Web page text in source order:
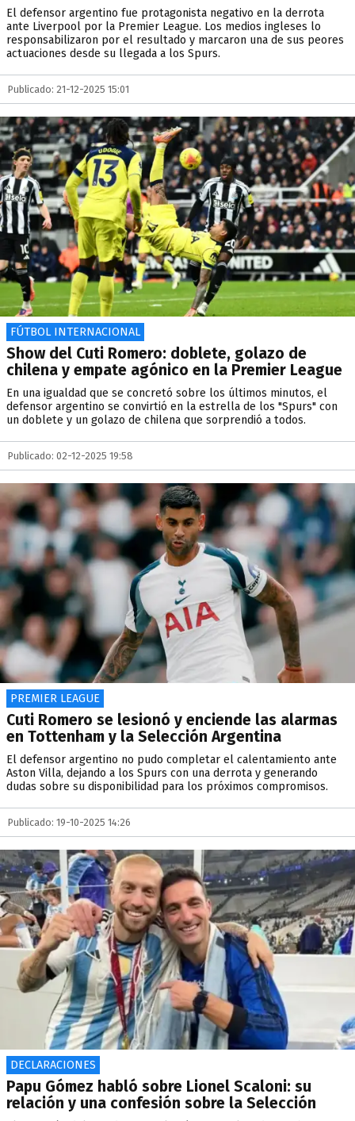
El defensor argentino fue protagonista negativo en la derrota
ante Liverpool por la Premier League. Los medios ingleses lo
responsabilizaron por el resultado y marcaron una de sus peores
actuaciones desde su llegada a los Spurs.
Publicado: 21-12-2025 15:01
FÚTBOL INTERNACIONAL
Show del Cuti Romero: doblete, golazo de
chilena y empate agónico en la Premier League
En una igualdad que se concretó sobre los últimos minutos, el
defensor argentino se convirtió en la estrella de los "Spurs" con
un doblete y un golazo de chilena que sorprendió a todos.
Publicado: 02-12-2025 19:58
PREMIER LEAGUE
Cuti Romero se lesionó y enciende las alarmas
en Tottenham y la Selección Argentina
El defensor argentino no pudo completar el calentamiento ante
Aston Villa, dejando a los Spurs con una derrota y generando
dudas sobre su disponibilidad para los próximos compromisos.
Publicado: 19-10-2025 14:26
DECLARACIONES
Papu Gómez habló sobre Lionel Scaloni: su
relación y una confesión sobre la Selección